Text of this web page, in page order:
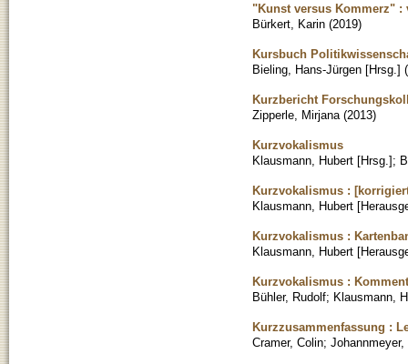
"Kunst versus Kommerz" :
Bürkert, Karin (2019)
Kursbuch
Bieling, Hans-Jürgen [Hrsg.] (
Kurzbericht
Zipperle, Mirjana (2013)
Kurzvokalismus
Klausmann, Hubert [Hrsg.];
Kurzvokalismus :
Klausmann, Hubert
Kurzvokalismus :
Klausmann, Hubert
Kurzvokalismus :
Bühler, Rudolf; Klausmann,
Kurzzusammenfassung :
Cramer, Colin; Johannmeyer,